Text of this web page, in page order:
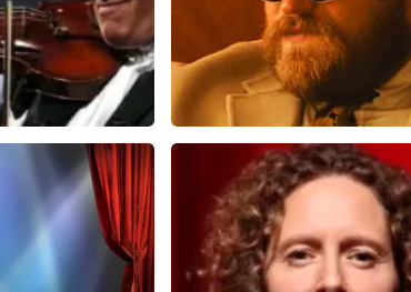
Teddy Swims
461laatste 30 minuten
BESTEL NU